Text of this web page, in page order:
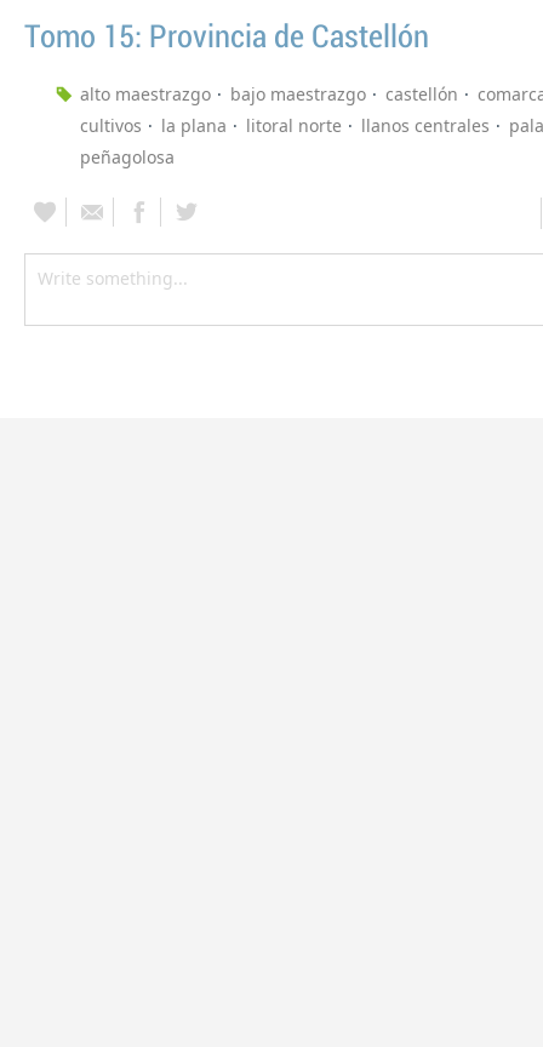
Tomo 15: Provincia de Castellón
alto maestrazgo bajo maestrazgo castellón
cultivos
la plana litoral norte llanos centrales
peñagolosa